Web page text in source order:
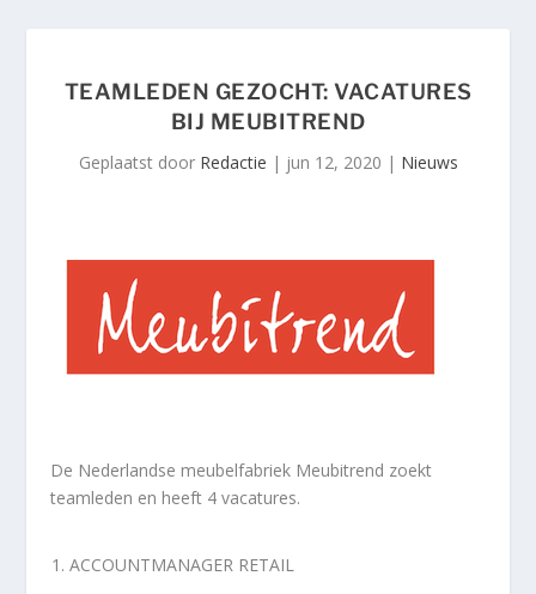
TEAMLEDEN GEZOCHT: VACATURES
BIJ MEUBITREND
Geplaatst door Redactie | jun 12, 2020 | Nieuws
De Nederlandse meubelfabriek Meubitrend zoekt
teamleden en heeft 4 vacatures.
ACCOUNTMANAGER RETAIL